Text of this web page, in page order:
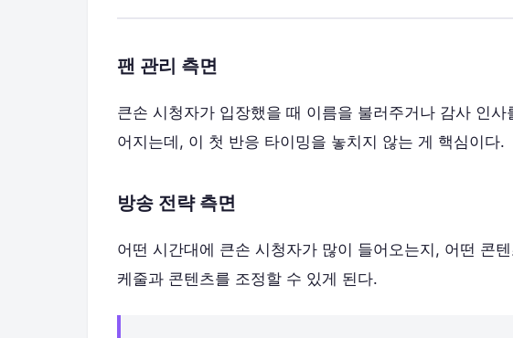
팬 관리 측면
큰손 시청자가 입장했을 때 이름을 불러주거나 감사 인
어지는데, 이 첫 반응 타이밍을 놓치지 않는 게 핵심이다.
방송 전략 측면
어떤 시간대에 큰손 시청자가 많이 들어오는지, 어떤 콘
케줄과 콘텐츠를 조정할 수 있게 된다.